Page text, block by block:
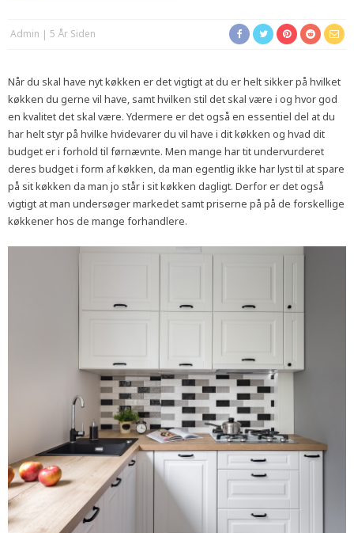
Admin 5 År Siden
Når du skal have nyt køkken er det vigtigt at du er helt sikker på hvilket
køkken du gerne vil have, samt hvilken stil det skal være i og hvor god
en kvalitet det skal være. Ydermere er det også en essentiel del at du
har helt styr på hvilke hvidevarer du vil have i dit køkken og hvad dit
budget er i forhold til førnævnte. Men mange har tit undervurderet
deres budget i form af køkken, da man egentlig ikke har lyst til at spare
på sit køkken da man jo står i sit køkken dagligt. Derfor er det også
vigtigt at man undersøger markedet samt priserne på på de forskellige
køkkener hos de mange forhandlere.